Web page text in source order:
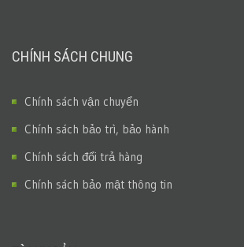
CHÍNH SÁCH CHUNG
Chính sách vận chuyển
Chính sách bảo trì, bảo hành
Chính sách đổi trả hàng
Chính sách bảo mật thông tin